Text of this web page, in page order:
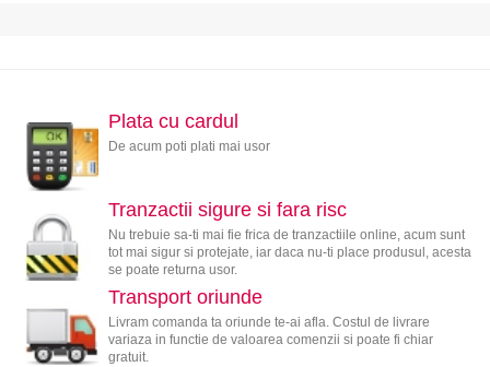
Plata cu cardul
De acum poti plati mai usor
Tranzactii sigure si fara risc
Nu trebuie sa-ti mai fie frica de tranzactiile online, acum sunt
tot mai sigur si protejate, iar daca nu-ti place produsul, acesta
se poate returna usor.
Transport oriunde
Livram comanda ta oriunde te-ai afla. Costul de livrare
variaza in functie de valoarea comenzii si poate fi chiar
gratuit.